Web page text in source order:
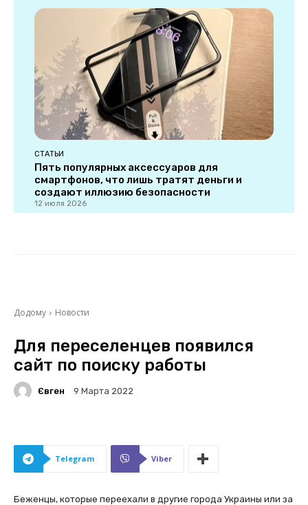
СТАТЬИ
Пять популярных аксессуаров для
смартфонов, что лишь тратят деньги и
создают иллюзию безопасности
12 июля 2026